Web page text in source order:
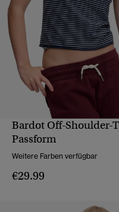
Bardot Off-Shoulder-
Passform
Weitere Farben verfügbar
€29.99